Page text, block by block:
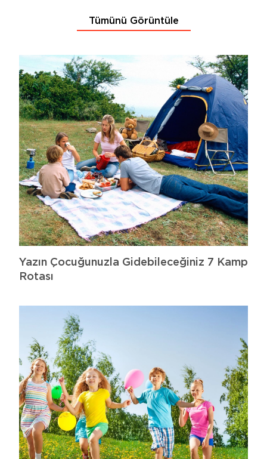
Tümünü Görüntüle
Yazın Çocuğunuzla Gidebileceğiniz 7 Kamp
Rotası